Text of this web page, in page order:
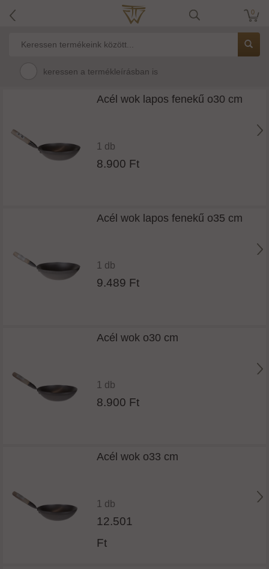
0
keressen a termékleírásban is
Acél wok lapos fenekű o30 cm
1 db
8.900 Ft
Acél wok lapos fenekű o35 cm
1 db
9.489 Ft
Acél wok o30 cm
1 db
8.900 Ft
Acél wok o33 cm
1 db
12.501
Ft